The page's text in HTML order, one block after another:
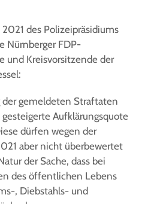
des Polizeipräsidiums
Nürnberger FDP-
und Kreisvorsitzende der
der gemeldeten Straftaten
Aufklärungsquote
dürfen wegen der
aber nicht überbewertet
der Sache, dass bei
des öffentlichen Lebens
, Diebstahls- und